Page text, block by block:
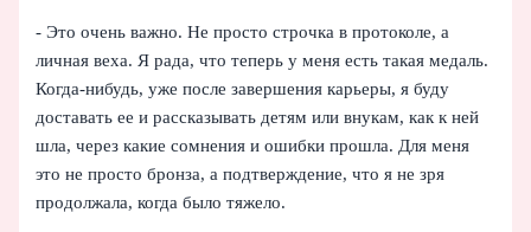
- Это очень важно. Не просто строчка в протоколе, а
личная веха. Я рада, что теперь у меня есть такая медаль.
Когда‑нибудь, уже после завершения карьеры, я буду
доставать ее и рассказывать детям или внукам, как к ней
шла, через какие сомнения и ошибки прошла. Для меня
это не просто бронза, а подтверждение, что я не зря
продолжала, когда было тяжело.